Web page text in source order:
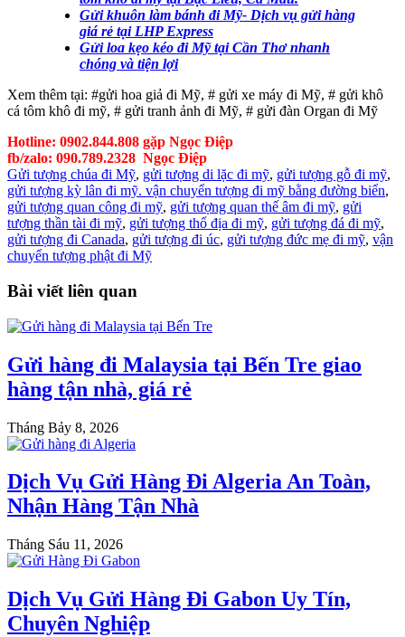
Gửi khuôn làm bánh đi Mỹ- Dịch vụ gửi hàng
giá rẻ tại LHP Express
Gửi loa kẹo kéo đi Mỹ tại Cần Thơ nhanh
chóng và tiện lợi
Xem thêm tại: #gửi hoa giả đi Mỹ, # gửi xe máy đi Mỹ, # gửi khô
cá tôm khô đi mỹ, # gửi tranh ảnh đi Mỹ, # gửi đàn Organ đi Mỹ
Hotline: 0902.844.808 gặp Ngọc Điệp
fb/zalo: 090.789.2328 Ngọc Điệp
Gửi tượng chúa đi Mỹ, gửi tượng di lặc đi mỹ, gửi tượng gỗ đi mỹ,
gửi tượng kỳ lân đi mỹ. vận chuyển tượng đi mỹ bằng đường biển,
gửi tượng quan công đi mỹ, gửi tượng quan thế âm đi mỹ, gửi
tượng thần tài đi mỹ, gửi tượng thổ địa đi mỹ, gửi tượng đá đi mỹ,
gửi tượng đi Canada, gửi tượng đi úc, gửi tượng đức mẹ đi mỹ, vận
chuyển tượng phật đi Mỹ
Bài viết liên quan
Gửi hàng đi Malaysia tại Bến Tre giao
hàng tận nhà, giá rẻ
Tháng Bảy 8, 2026
Dịch Vụ Gửi Hàng Đi Algeria An Toàn,
Nhận Hàng Tận Nhà
Tháng Sáu 11, 2026
Dịch Vụ Gửi Hàng Đi Gabon Uy Tín,
Chuyên Nghiệp